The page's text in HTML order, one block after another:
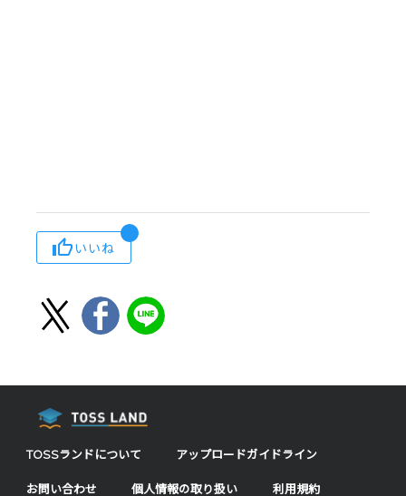
いいね
TOSSランドについて アップロードガイドライン
お問い合わせ 個人情報の取り扱い 利用規約